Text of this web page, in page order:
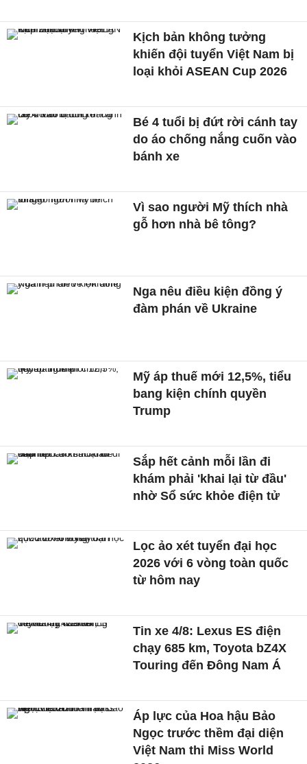
Kịch bản không tưởng
khiến đội tuyển Việt Nam bị
loại khỏi ASEAN Cup 2026
Bé 4 tuổi bị đứt rời cánh tay
do áo chống nắng cuốn vào
bánh xe
Vì sao người Mỹ thích nhà
gỗ hơn nhà bê tông?
Nga nêu điều kiện đồng ý
đàm phán về Ukraine
Mỹ áp thuế mới 12,5%, tiểu
bang kiện chính quyền
Trump
Sắp hết cảnh mỗi lần đi
khám phải 'khai lại từ đầu'
nhờ Sổ sức khỏe điện tử
Lọc ảo xét tuyển đại học
2026 với 6 vòng toàn quốc
từ hôm nay
Tin xe 4/8: Lexus ES điện
chạy 685 km, Toyota bZ4X
Touring đến Đông Nam Á
Áp lực của Hoa hậu Bảo
Ngọc trước thềm đại diện
Việt Nam thi Miss World